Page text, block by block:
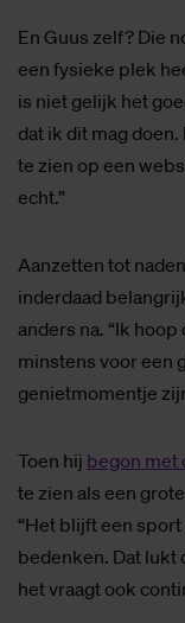
En Guus zelf? Die
een fysieke plek
is niet gelijk het
dat ik dit mag
te zien op een
echt.”
Aanzetten tot
inderdaad
anders na. “Ik
minstens voor een
genietmomentje
Toen hij begon met
te zien als een
“Het blijft een
bedenken. Dat lukt
het vraagt ook